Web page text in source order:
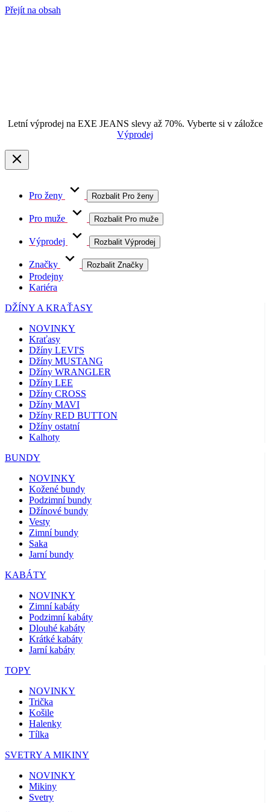
Přejít na obsah
Letní výprodej na EXE JEANS slevy až 70%. Vyberte si v záložce
Výprodej
Pro ženy Rozbalit Pro ženy
Pro muže Rozbalit Pro muže
Výprodej Rozbalit Výprodej
Značky Rozbalit Značky
Prodejny
Kariéra
DŽÍNY A KRAŤASY
NOVINKY
Kraťasy
Džíny LEVI'S
Džíny MUSTANG
Džíny WRANGLER
Džíny LEE
Džíny CROSS
Džíny MAVI
Džíny RED BUTTON
Džíny ostatní
Kalhoty
BUNDY
NOVINKY
Kožené bundy
Podzimní bundy
Džínové bundy
Vesty
Zimní bundy
Saka
Jarní bundy
KABÁTY
NOVINKY
Zimní kabáty
Podzimní kabáty
Dlouhé kabáty
Krátké kabáty
Jarní kabáty
TOPY
NOVINKY
Trička
Košile
Halenky
Tílka
SVETRY A MIKINY
NOVINKY
Mikiny
Svetry